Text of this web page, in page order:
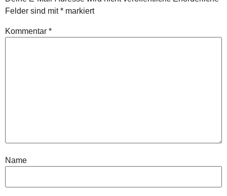
Felder sind mit* markiert
Kommentar *
Name